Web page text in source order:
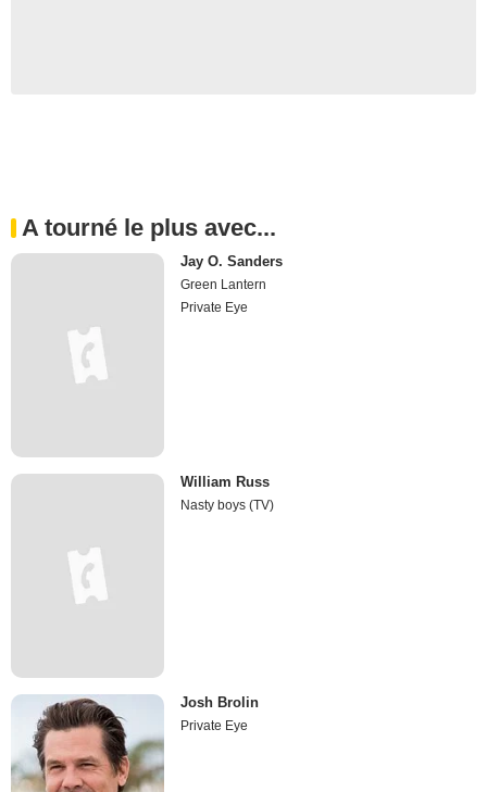
A tourné le plus avec...
Jay O. Sanders
Green Lantern
Private Eye
William Russ
Nasty boys (TV)
Josh Brolin
Private Eye